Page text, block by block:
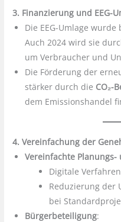
3. Finanzierung und EEG-
Die EEG-Umlage wurde
Auch 2024 wird sie
um Verbraucher und
Die Förderung der
stärker durch die CO₂-
dem Emissionshandel
4. Vereinfachung der
Vereinfachte Planungs-
Digitale
Reduzierung der
bei
Bürgerbeteiligung: